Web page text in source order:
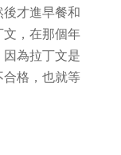
才進早餐和
，在那個年
為拉丁文是
格，也就等